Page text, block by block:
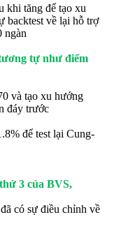
khi tăng để tạo xu
backtest về lại hỗ trợ
ngàn
tự như điểm
và tạo xu hướng
đáy trước
để test lại Cung-
3 của BVS,
có sự điều chỉnh về